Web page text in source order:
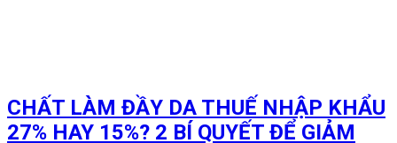
CHẤT LÀM ĐẦY DA THUẾ NHẬP KHẨU
27% HAY 15%? 2 BÍ QUYẾT ĐỂ GIẢM